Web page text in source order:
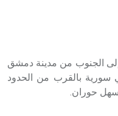
إلى الجنوب من مدينة دمشق
غربي سورية بالقرب من الحدود
سهل حوران.